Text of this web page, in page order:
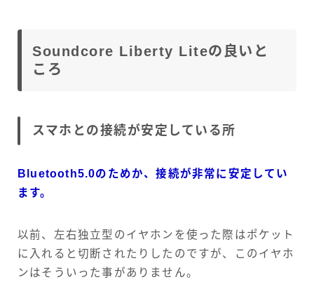
Soundcore Liberty Liteの良いと
ころ
スマホとの接続が安定している所
Bluetooth5.0のためか、接続が非常に安定してい
ます。
以前、左右独立型のイヤホンを使った際はポケット
に入れると切断されたりしたのですが、このイヤホ
ンはそういった事がありません。